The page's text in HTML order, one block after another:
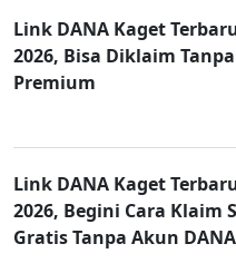
Link DANA Kaget
2026, Bisa Diklaim
Premium
Link DANA Kaget
2026, Begini Cara Klaim
Gratis Tanpa Akun